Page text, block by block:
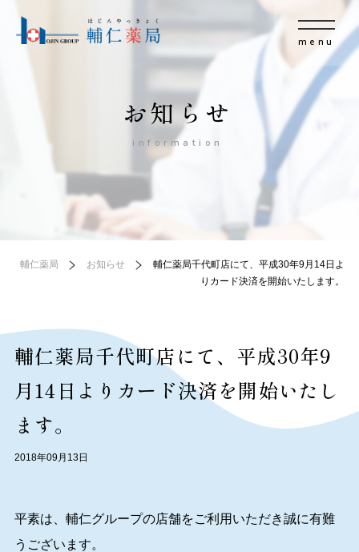
menu
お知らせ
information
輔仁薬局 お知らせ
輔仁薬局千代町店にて、平成30年9月14日よ
りカード決済を開始いたします。
輔仁薬局千代町店にて、平成30年9
月14日よりカード決済を開始いたし
ます。
2018年09月13日
平素は、輔仁グループの店舗をご利用いただき誠に有難
うございます。